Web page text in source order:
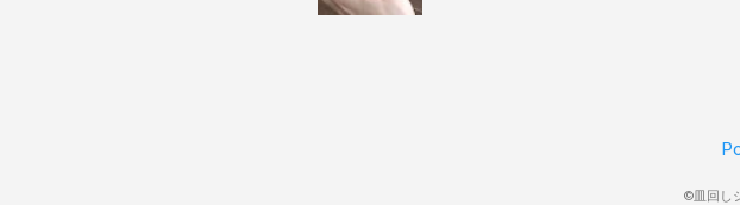
に手首、肘を曲げて皿を抱え込
脚の下を通す技。 スペースが狭
ないところに飛んで行ってしまい
ぎりなどで切断します。 長さは
いません。 テープで覆う範囲の
©皿回し